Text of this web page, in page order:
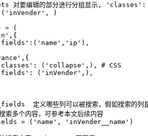
对要编辑的部分进行分组显示,
)
= (
('collapse',), # CSS
('inVender',),
定义哪些列可以被搜索，假如搜索的列
索多个内容，可参考本文后续内容
= ('name', 'inVender__name')